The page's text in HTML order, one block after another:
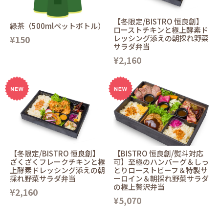
緑茶（500mlペットボトル）
¥150
【冬限定/BISTRO 恒良創】
ローストチキンと極上酵素ド
レッシング添えの朝採れ野菜
サラダ弁当
¥2,160
【冬限定/BISTRO 恒良創】
ざくざくフレークチキンと極
上酵素ドレッシング添えの朝
採れ野菜サラダ弁当
¥2,160
【BISTRO 恒良創/熨斗対応
可】至極のハンバーグ＆しっ
とりローストビーフ＆特製サ
ーロイン＆朝採れ野菜サラダ
の極上贅沢弁当
¥5,070